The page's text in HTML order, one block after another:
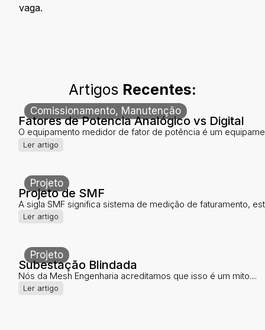
vaga.
Artigos Recentes:
Comissionamento, Manutenção
Fatores de Potencia Analógico vs Digital
O equipamento medidor de fator de potência é um
Ler artigo
Projeto
Projeto de SMF
A sigla SMF significa sistema de medição de faturamento,
Ler artigo
Projeto
Subestação Blindada
Nós da Mesh Engenharia acreditamos que isso é um mito....
Ler artigo